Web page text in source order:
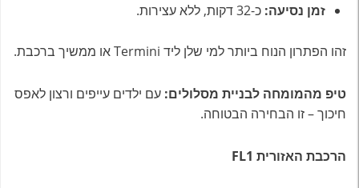
זמן נסיעה: כ-32 דקות, ללא עצירות.
זהו הפתרון הנוח ביותר למי שלן ליד Termini או ממשיך ברכבת.
טיפ מהמומחה לבניית מסלולים: עם ילדים עייפים ורצון לאפס
חיכוך – זו הבחירה הבטוחה.
הרכבת האזורית FL1